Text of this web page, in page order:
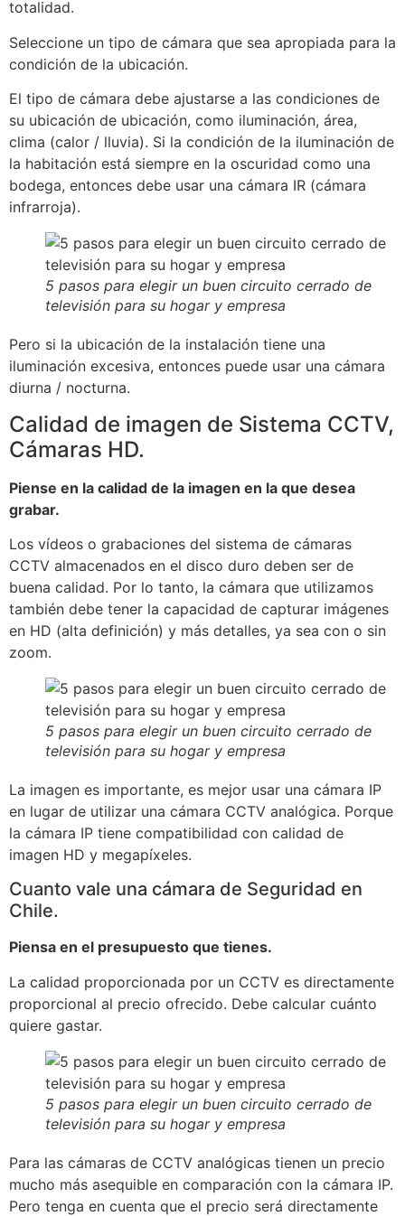
totalidad.
Seleccione un tipo de cámara que sea apropiada para la
condición de la ubicación.
El tipo de cámara debe ajustarse a las condiciones de
su ubicación de ubicación, como iluminación, área,
clima (calor / lluvia). Si la condición de la iluminación de
la habitación está siempre en la oscuridad como una
bodega, entonces debe usar una cámara IR (cámara
infrarroja).
5 pasos para elegir un buen circuito cerrado de
televisión para su hogar y empresa
Pero si la ubicación de la instalación tiene una
iluminación excesiva, entonces puede usar una cámara
diurna / nocturna.
Calidad de imagen de Sistema CCTV,
Cámaras HD.
Piense en la calidad de la imagen en la que desea
grabar.
Los vídeos o grabaciones del sistema de cámaras
CCTV almacenados en el disco duro deben ser de
buena calidad. Por lo tanto, la cámara que utilizamos
también debe tener la capacidad de capturar imágenes
en HD (alta definición) y más detalles, ya sea con o sin
zoom.
5 pasos para elegir un buen circuito cerrado de
televisión para su hogar y empresa
La imagen es importante, es mejor usar una cámara IP
en lugar de utilizar una cámara CCTV analógica. Porque
la cámara IP tiene compatibilidad con calidad de
imagen HD y megapíxeles.
Cuanto vale una cámara de Seguridad en
Chile.
Piensa en el presupuesto que tienes.
La calidad proporcionada por un CCTV es directamente
proporcional al precio ofrecido. Debe calcular cuánto
quiere gastar.
5 pasos para elegir un buen circuito cerrado de
televisión para su hogar y empresa
Para las cámaras de CCTV analógicas tienen un precio
mucho más asequible en comparación con la cámara IP.
Pero tenga en cuenta que el precio será directamente